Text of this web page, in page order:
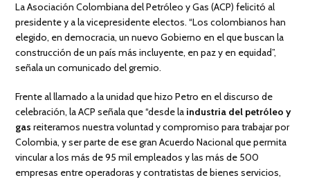
La Asociación Colombiana del Petróleo y Gas (ACP) felicitó al
presidente y a la vicepresidente electos. “Los colombianos han
elegido, en democracia, un nuevo Gobierno en el que buscan la
construcción de un país más incluyente, en paz y en equidad”,
señala un comunicado del gremio.
Frente al llamado a la unidad que hizo Petro en el discurso de
celebración, la ACP señala que “desde la industria del petróleo y
gas reiteramos nuestra voluntad y compromiso para trabajar por
Colombia, y ser parte de ese gran Acuerdo Nacional que permita
vincular a los más de 95 mil empleados y las más de 500
empresas entre operadoras y contratistas de bienes servicios,